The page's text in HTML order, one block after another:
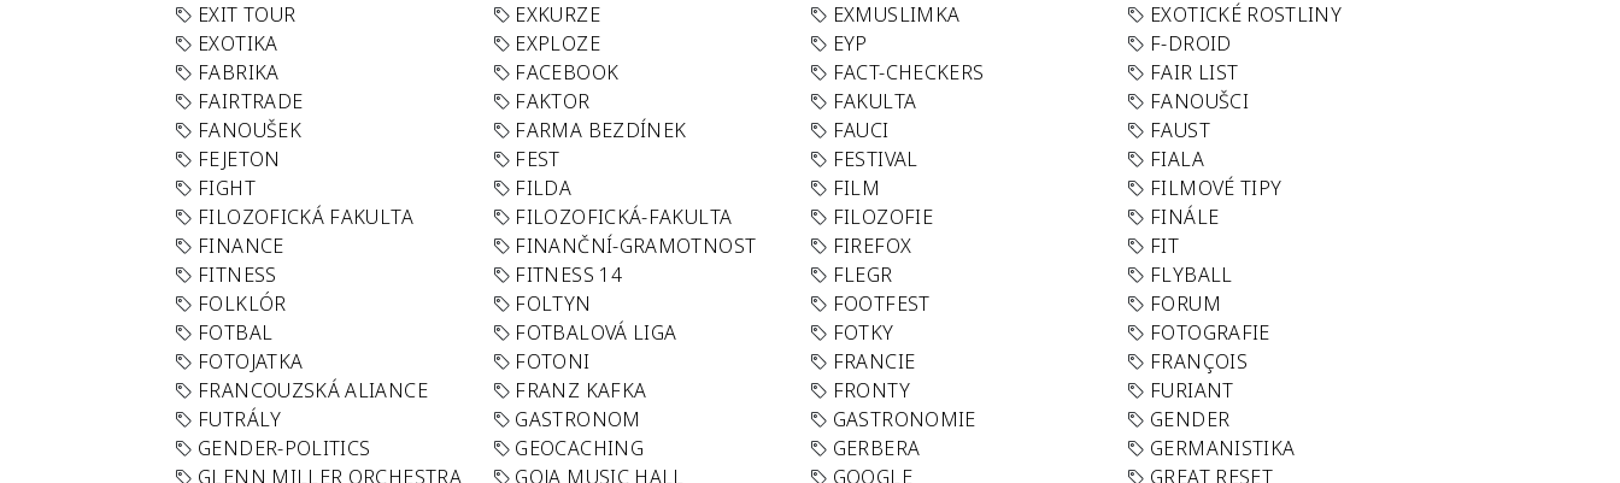
EXIT TOUR
EXKURZE EXMUSLIMKA
EXOTICKÉ ROSTLINY
EXOTIKA
EXPLOZE EYP
F-DROID
FABRIKA
FACEBOOK FACT-CHECKERS
FAIR LIST
FAIRTRADE
FAKTOR FAKULTA
FANOUŠCI
FANOUŠEK
FARMA BEZDÍNEK FAUCI
FAUST
FEJETON
FEST FESTIVAL
FIALA
FIGHT
FILDA FILM
FILMOVÉ TIPY
FILOZOFICKÁ FAKULTA
FILOZOFICKÁ-FAKULTA FILOZOFIE
FINÁLE
FINANCE
FINANČNÍ-GRAMOTNOST FIREFOX
FIT
FITNESS
FITNESS 14 FLEGR
FLYBALL
FOLKLÓR
FOLTYN FOOTFEST
FORUM
FOTBAL
FOTBALOVÁ LIGA FOTKY
FOTOGRAFIE
FOTOJATKA
FOTONI FRANCIE
FRANÇOIS
FRANCOUZSKÁ ALIANCE
FRANZ KAFKA FRONTY
FURIANT
FUTRÁLY
GASTRONOM GASTRONOMIE
GENDER
GENDER-POLITICS
GEOCACHING GERBERA
GERMANISTIKA
GLENN MILLER ORCHESTRA
GOJA MUSIC HALL GOOGLE
GREAT RESET